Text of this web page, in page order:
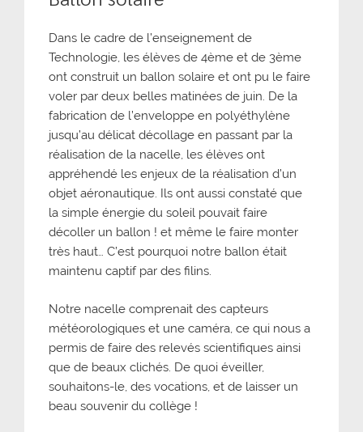
Dans le cadre de l’enseignement de
Technologie, les élèves de 4ème et de 3ème
ont construit un ballon solaire et ont pu le faire
voler par deux belles matinées de juin. De la
fabrication de l’enveloppe en polyéthylène
jusqu’au délicat décollage en passant par la
réalisation de la nacelle, les élèves ont
appréhendé les enjeux de la réalisation d’un
objet aéronautique. Ils ont aussi constaté que
la simple énergie du soleil pouvait faire
décoller un ballon ! et même le faire monter
très haut… C’est pourquoi notre ballon était
maintenu captif par des filins.
Notre nacelle comprenait des capteurs
météorologiques et une caméra, ce qui nous a
permis de faire des relevés scientifiques ainsi
que de beaux clichés. De quoi éveiller,
souhaitons-le, des vocations, et de laisser un
beau souvenir du collège !